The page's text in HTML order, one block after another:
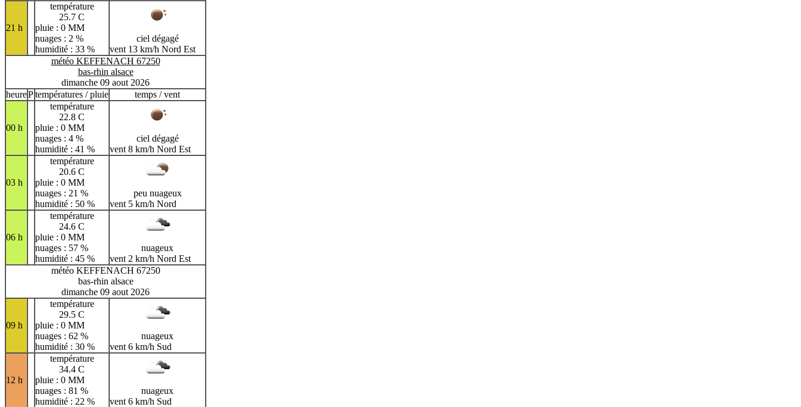
21 h
température
25.7 C
pluie : 0 MM
nuages : 2 %
humidité : 33 %
ciel dégagé
vent 13 km/h Nord Est
météo KEFFENACH 67250
bas-rhin alsace
dimanche 09 aout 2026
heurePtempératures / pluie temps / vent
00 h
température
22.8 C
pluie : 0 MM
nuages : 4 %
humidité : 41 %
ciel dégagé
vent 8 km/h Nord Est
03 h
température
20.6 C
pluie : 0 MM
nuages : 21 %
humidité : 50 %
peu nuageux
vent 5 km/h Nord
06 h
température
24.6 C
pluie : 0 MM
nuages : 57 %
humidité : 45 %
nuageux
vent 2 km/h Nord Est
météo KEFFENACH 67250
bas-rhin alsace
dimanche 09 aout 2026
09 h
température
29.5 C
pluie : 0 MM
nuages : 62 %
humidité : 30 %
nuageux
vent 6 km/h Sud
12 h
température
34.4 C
pluie : 0 MM
nuages : 81 %
humidité : 22 %
nuageux
vent 6 km/h Sud